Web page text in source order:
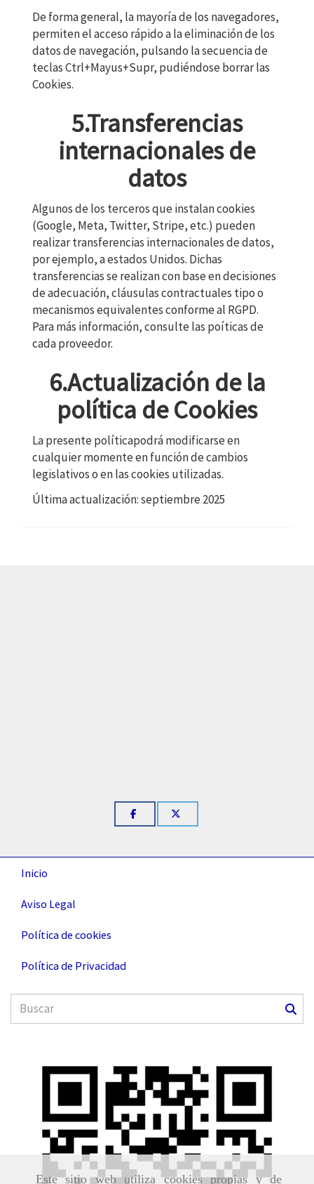
Este sitio web utiliza cookies propias y de
De forma general, la mayoría de los navegadores,
permiten el acceso rápido a la eliminación de los
datos de navegación, pulsando la secuencia de
teclas Ctrl+Mayus+Supr, pudiéndose borrar las
Cookies.
5.Transferencias
internacionales de
datos
Algunos de los terceros que instalan cookies
(Google, Meta, Twitter, Stripe, etc.) pueden
realizar transferencias internacionales de datos,
por ejemplo, a estados Unidos. Dichas
transferencias se realizan con base en decisiones
de adecuación, cláusulas contractuales tipo o
mecanismos equivalentes conforme al RGPD.
Para más información, consulte las poíticas de
cada proveedor.
6.Actualización de la
política de Cookies
La presente políticapodrá modificarse en
cualquier momente en función de cambios
legislativos o en las cookies utilizadas.
Última actualización: septiembre 2025
Inicio
Aviso Legal
Política de cookies
Política de Privacidad